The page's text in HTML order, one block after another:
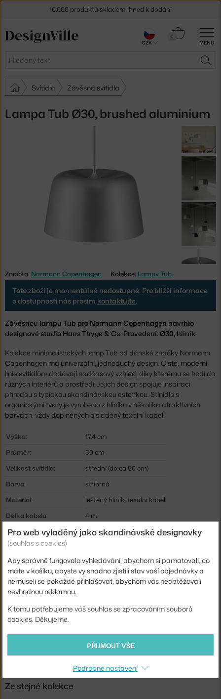
MENU
Hledat
0
Košík
Svítidla Závěsná svítidla
Lampa Tub Ø30, brushed aluminium
Značka: Normann Copenhagen Kolekce: Lampy Tub
Toto zboží je momentálně nedostupné. Pro bližší informace
o dostupnosti nás prosím kontaktujte.
Závěsnou lampu Tub pro Normann Copenhagen navrhlo
designové studio Hans Thyge & Co. Provedení: Ø30, hliník.
Kolekce minimalistických lamp Tub od dánské značky Normann
Copenhagen má univerzální, jednoduchý design. Čisté, moderní
linie svítidlům dodávají nadčasový vzhled, díky kterému se hodí do
různých interiérů a prostředí. Jejich design spojuje inspiraci
přírodou s typickou skandinávskou estetikou. Stínidlo s
organickými tvary je vyrobeno z hliníku v několika atraktivních
barvách, vždy doplněných o sladěný textilní kabel.
Výška:
17,4 cm
Průměr:
30 cm
Velikost svítidla:
střední (do ca 50 cm)
Barva:
stříbrná
Materiál:
leštěný hliník, textilní kabel
Délka kabelu:
4 m
Krytí:
IP20
Obsahuje stropní krytku:
Hlavní materiál:
kov
Patice / zdroj:
E27
Zdroj součástí:
Max Watt (LED):
8 W
5715396007476
Ze stejné kolekce
10.000 produktů skladem ihned k dodání
Sleva 5 % pro odběratele
CZK
Pro web vyladěný jako skandinávské designovky
(souhlas s cookies)
Aby správně fungovalo vyhledávání, abychom si pamatovali, co
máte v košíku, abyste vy snadno zjistili stav vaší objednávky a
nemuseli se pokaždé přihlašovat, abychom vás neobtěžovali
nevhodnou reklamou.
K tomu potřebujeme váš souhlas se zpracováním souborů
cookies. Děkujeme.
PŘIJMOUT VŠE
Podrobné nastavení